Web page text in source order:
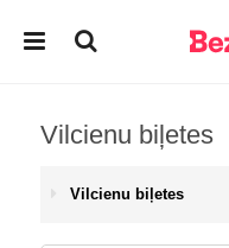
Vilcienu biļetes
Vilcienu biļetes